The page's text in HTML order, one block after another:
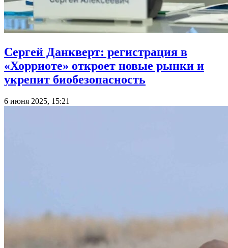
Сергей Данкверт: регистрация в
«Хорриоте» откроет новые рынки и
укрепит биобезопасность
6 июня 2025, 15:21